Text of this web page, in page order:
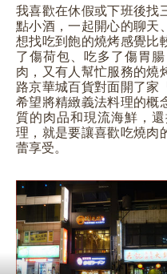
我喜歡在休假或下班後找
點小酒，一起開心的聊天
想找吃到飽的燒烤感覺比
了傷荷包、吃多了傷胃
肉，又有人幫忙服務的燒
路京華城百貨對面開了家
希望將精緻義法料理的概
質的肉品和現流海鮮，
理，就是要讓喜歡吃燒肉
蕾享受。